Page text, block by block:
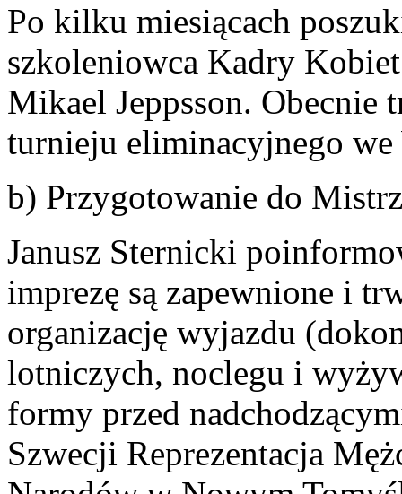
Po kilku miesiącach
szkoleniowca Kadry
Mikael Jeppsson. Obecnie
turnieju eliminacyjnego
b) Przygotowanie do
Janusz Sternicki
imprezę są zapewnione i
organizację wyjazdu
lotniczych, noclegu i
formy przed
Szwecji Reprezentacja